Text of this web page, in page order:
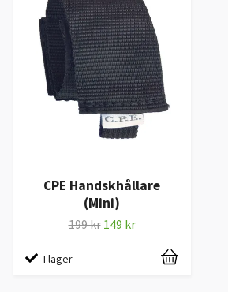
CPE Handskhållare
(Mini)
199 kr 149 kr
I lager